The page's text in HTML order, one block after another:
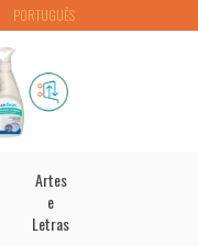
PORTUGUÊS
Artes
e
Letras